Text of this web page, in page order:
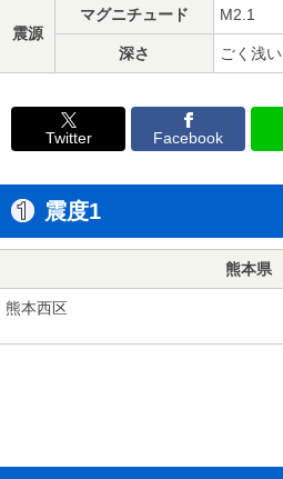
震源
マグニチュード M2.1
深さ ごく浅い
Twitter Facebook
震度1
熊本県
熊本西区